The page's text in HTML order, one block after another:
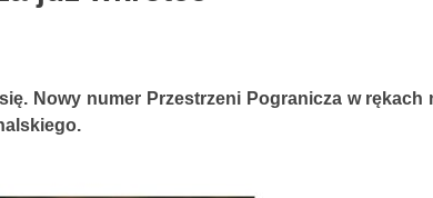
Nowy numer Przestrzeni Pogranicza w rękach